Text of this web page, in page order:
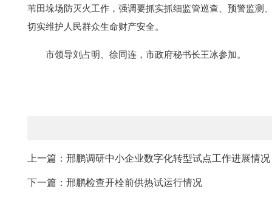
苇田垛场防灭火工作，强调要抓实抓细监管巡查、预警监测
切实维护人民群众生命财产安全。
市领导刘占明、徐同连，市政府秘书长王冰参加。
上一篇：邢鹏调研中小企业数字化转型试点工作进展情况
下一篇：邢鹏检查开栓前供热试运行情况